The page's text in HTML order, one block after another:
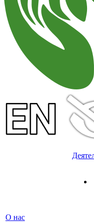
О нас